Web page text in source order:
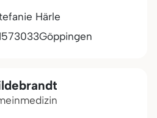
Härle
73033Göppingen